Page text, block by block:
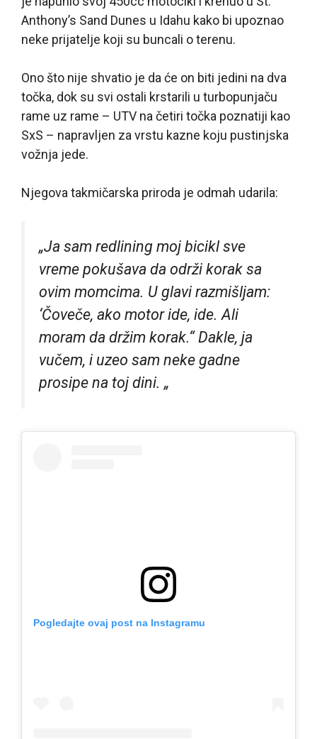
Anthony’s Sand Dunes u Idahu kako bi upoznao
neke prijatelje koji su buncali o terenu.
Ono što nije shvatio je da će on biti jedini na dva
točka, dok su svi ostali krstarili u turbopunjaču
rame uz rame – UTV na četiri točka poznatiji kao
SxS – napravljen za vrstu kazne koju pustinjska
vožnja jede.
Njegova takmičarska priroda je odmah udarila:
„Ja sam redlining moj bicikl sve
vreme pokušava da održi korak sa
ovim momcima. U glavi razmišljam:
‘Čoveče, ako motor ide, ide. Ali
moram da držim korak.“ Dakle, ja
vučem, i uzeo sam neke gadne
prosipe na toj dini. „
Pogledajte ovaj post na Instagramu